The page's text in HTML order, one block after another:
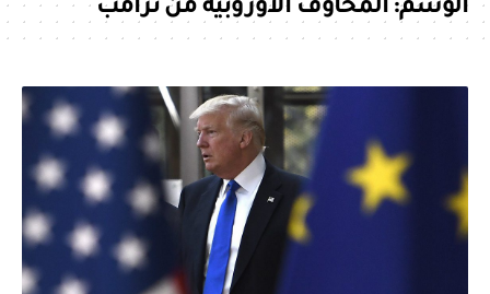
الوسم:المخاوف الأوروبية من ترامب